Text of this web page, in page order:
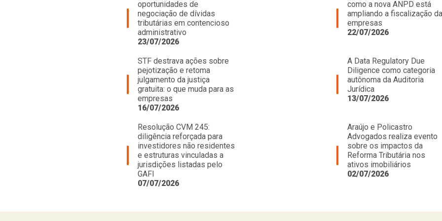
oportunidades de
negociação de dívidas
tributárias em contencioso
administrativo
23/07/2026
como a nova ANPD está
ampliando a fiscalização
empresas
22/07/2026
STF destrava ações sobre
pejotização e retoma
julgamento da justiça
gratuita: o que muda para as
empresas
16/07/2026
A Data Regulatory Due
Diligence como categoria
autônoma da Auditoria
Jurídica
13/07/2026
Resolução CVM 245:
diligência reforçada para
investidores não residentes
e estruturas vinculadas a
jurisdições listadas pelo
GAFI
07/07/2026
Araújo e Policastro
Advogados realiza evento
sobre os impactos da
Reforma Tributária nos
ativos imobiliários
02/07/2026